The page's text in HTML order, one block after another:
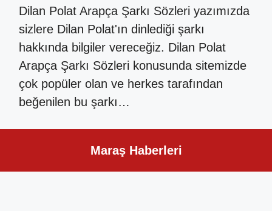
Dilan Polat Arapça Şarkı Sözleri yazımızda
sizlere Dilan Polat'ın dinlediği şarkı
hakkında bilgiler vereceğiz. Dilan Polat
Arapça Şarkı Sözleri konusunda sitemizde
çok popüler olan ve herkes tarafından
beğenilen bu şarkı…
Maraş Haberleri